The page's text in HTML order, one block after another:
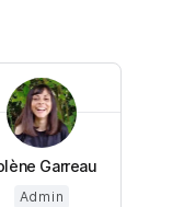
Garreau
Admin